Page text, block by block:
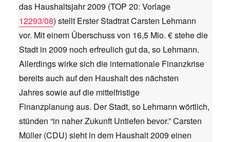
das Haushaltsjahr 2009 (TOP 20: Vorlage
12293/08) stellt Erster Stadtrat Carsten Lehmann
vor. Mit einem Überschuss von 16,5 Mio. € stehe die
Stadt in 2009 noch erfreulich gut da, so Lehmann.
Allerdings wirke sich die internationale Finanzkrise
bereits auch auf den Haushalt des nächsten
Jahres sowie auf die mittelfristige
Finanzplanung aus. Der Stadt, so Lehmann wörtlich,
stünden “in naher Zukunft Untiefen bevor.” Carsten
Müller (CDU) sieht in dem Haushalt 2009 einen